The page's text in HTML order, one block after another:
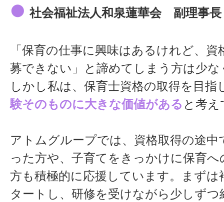
● 社会福祉法人和泉蓮華会 副理事
「保育の仕事に興味はあるけれど、
募できない」と諦めてしまう方は少
しかし私は、保育士資格の取得を目指
験そのものに大きな価値がある と考
アトムグループでは、資格取得の途中
った方や、子育てをきっかけに保育
方も積極的に応援しています。まずは
タートし、研修を受けながら少しず